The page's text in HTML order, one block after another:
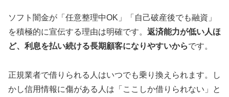
ソフト闇金が「任意整理中OK」「自己破産後でも融資」
を積極的に宣伝する理由は明確です。 返済能力が低い人ほ
ど、利息を払い続ける長期顧客になりやすいからです。
正規業者で借りられる人はいつでも乗り換えられます。し
かし信用情報に傷がある人は「ここしか借りられない」と